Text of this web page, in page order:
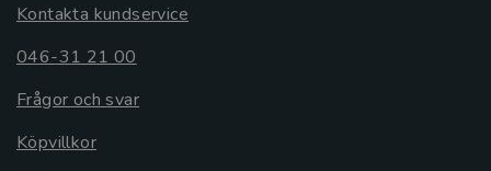
Kontakta kundservice
046-31 21 00
Frågor och svar
Köpvillkor